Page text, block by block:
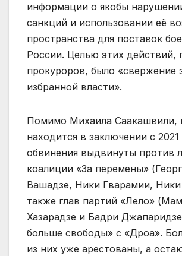
информации о якобы
санкций и использовании её
пространства для поставок
России. Целью этих действий,
прокуроров, было «свержение
избранной власти».
Помимо Михаила Саакашвили,
находится в заключении с 2021
обвинения выдвинуты против
коалиции «За перемены»
Вашадзе, Ники Гварамии,
также глав партий «Лело»
Хазарадзе и Бадри
больше свободы» с «Дроа».
из них уже арестованы, а